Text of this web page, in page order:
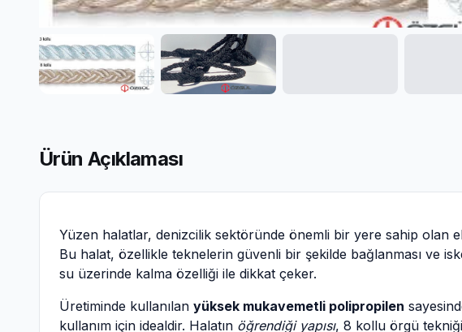
Ürün Açıklaması
Yüzen halatlar, denizcilik sektöründe önemli bir yere sahip olan
Bu halat, özellikle teknelerin güvenli bir şekilde bağlanması ve
su üzerinde kalma özelliği ile dikkat çeker.
Üretiminde kullanılan yüksek mukavemetli polipropilen
kullanım için idealdir. Halatın öğrendiği yapısı, 8 kollu örgü tekniği